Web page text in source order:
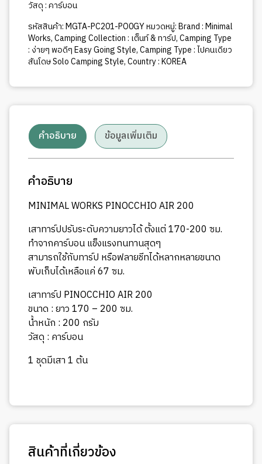
วัสดุ : คาร์บอน
รหัสสินค้า:MGTA-PC201-PO0GYหมวดหมู่:Brand : Minimal
Works,Camping Collection : เต็นท์ & ทาร์ป,Camping Type
: ง่ายๆ พอดีๆ Easy Going Style,Camping Type : ไปคนเดียว
สันโดษ Solo Camping Style,Country : KOREA
คำอธิบาย ข้อมูลเพิ่มเติม
คำอธิบาย
MINIMAL WORKS PINOCCHIO AIR 200
เสาทาร์ปปรับระดับความยาวได้ ตั้งแต่ 170-200 ซม.
ทำจากคาร์บอน แข็งแรงทนทานสุดๆ
สามารถใช้กับทาร์ป หรือฟลายชีทได้หลากหลายขนาด
พับเก็บได้เหลือแค่ 67 ซม.
เสาทาร์ป PINOCCHIO AIR 200
ขนาด : ยาว 170 – 200 ซม.
น้ำหนัก : 200 กรัม
วัสดุ : คาร์บอน
1 ชุดมีเสา 1 ต้น
สินค้าที่เกี่ยวข้อง